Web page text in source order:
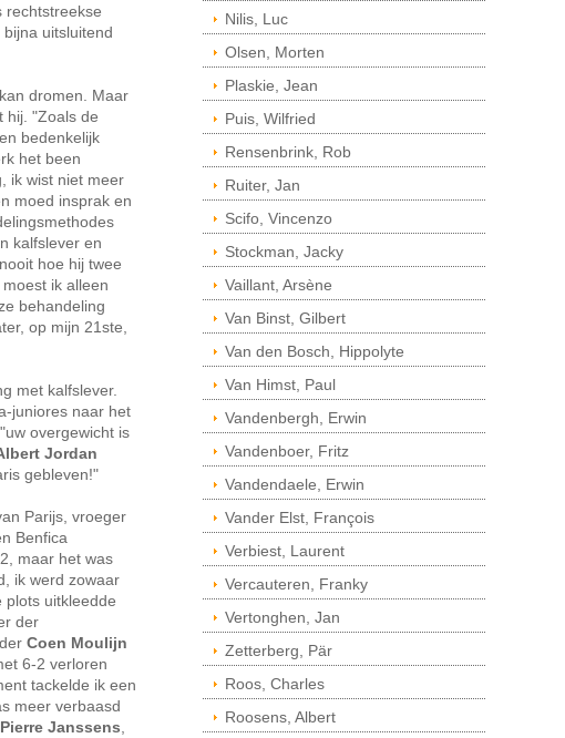
rechtstreekse
uitsluitend
dromen. Maar
hij. "Zoals de
bedenkelijk
het been
ik wist niet meer
moed insprak en
kalfslever en
hoe hij twee
ik alleen
behandeling
op mijn 21ste,
met kalfslever.
juniores naar het
overgewicht is
Jordan
gebleven!"
Parijs, vroeger
Benfica
maar het was
ik werd zowaar
plots uitkleedde
der
Coen Moulijn
6-2 verloren
tackelde ik een
meer verbaasd
Janssens
Nilis, Luc
Olsen, Morten
Plaskie, Jean
Puis, Wilfried
Rensenbrink, Rob
Ruiter, Jan
Scifo, Vincenzo
Stockman, Jacky
Vaillant, Arsène
Van Binst, Gilbert
Van den Bosch, Hippolyte
Van Himst, Paul
Vandenbergh, Erwin
Vandenboer, Fritz
Vandendaele, Erwin
Vander Elst, François
Verbiest, Laurent
Vercauteren, Franky
Vertonghen, Jan
Zetterberg, Pär
Roos, Charles
Roosens, Albert